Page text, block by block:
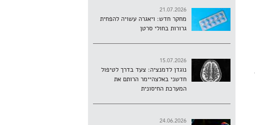
21.07.2026
מחקר חדש: ויאגרה עשויה להפחית
גרורות בחולי סרטן
15.07.2026
נוגדן לדמנציה: צעד בדרך לטיפול
חדשני באלצהיימר הרותם את
המערכת החיסונית
24.06.2026